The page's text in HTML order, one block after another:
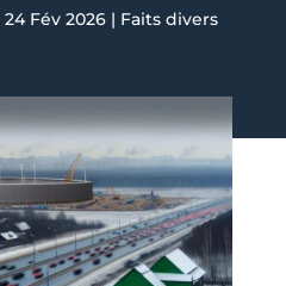
24 Fév 2026| Faits divers